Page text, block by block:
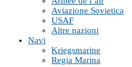
Aviazione Sovietica
USAF
Altre nazioni
Navi
Kriegsmarine
Regia Marina